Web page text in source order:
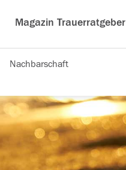
Magazin Trauerratgeber
Nachbarschaft